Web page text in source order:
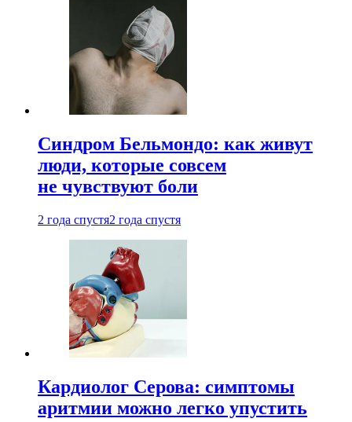
Синдром Бельмондо: как живут
люди, которые совсем
не чувствуют боли
2 года спустя2 года спустя
Кардиолог Серова: симптомы
аритмии можно легко упустить